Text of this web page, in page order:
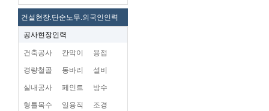
건설현장.단순노무.외국인인력
공사현장인력
건축공사 칸막이 용접
경량철골 동바리 설비
실내공사 페인트 방수
형틀목수 일용직 조경